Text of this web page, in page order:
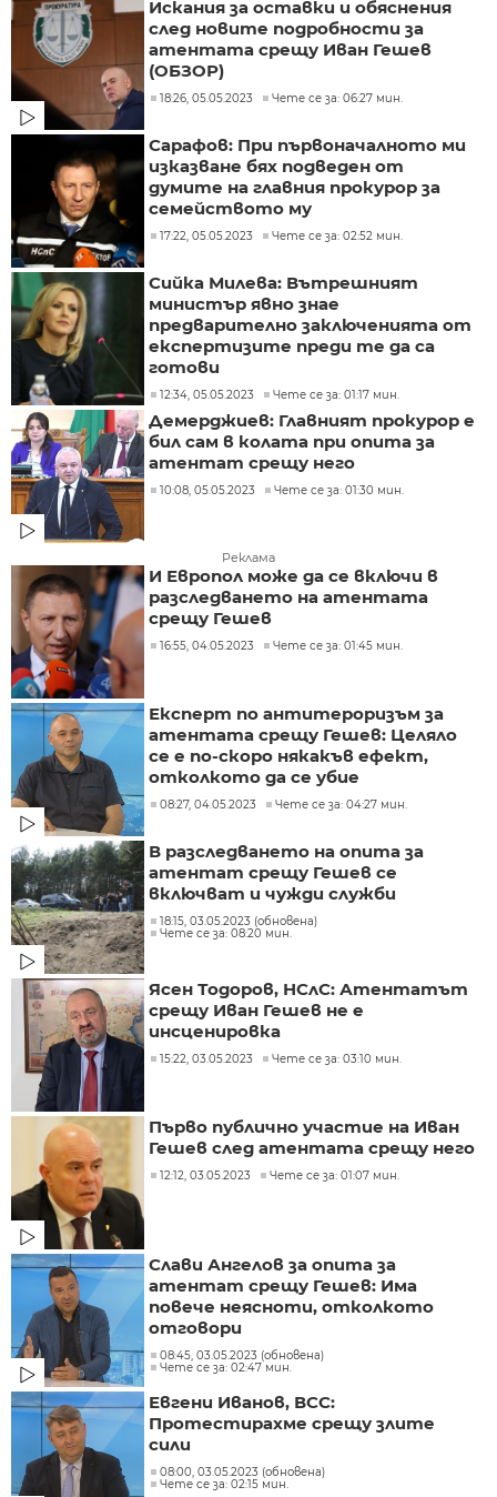
Искания за оставки и обяснения
след новите подробности за
атентата срещу Иван Гешев
(ОБЗОР)
18:26, 05.05.2023 Чете се за: 06:27 мин.
Сарафов: При първоначалното ми
изказване бях подведен от
думите на главния прокурор за
семейството му
17:22, 05.05.2023 Чете се за: 02:52 мин.
Сийка Милева: Вътрешният
министър явно знае
предварително заключенията от
експертизите преди те да са
готови
12:34, 05.05.2023 Чете се за: 01:17 мин.
Демерджиев: Главният прокурор е
бил сам в колата при опита за
атентат срещу него
10:08, 05.05.2023 Чете се за: 01:30 мин.
Реклама
И Европол може да се включи в
разследването на атентата
срещу Гешев
16:55, 04.05.2023 Чете се за: 01:45 мин.
Експерт по антитероризъм за
атентата срещу Гешев: Целяло
се е по-скоро някакъв ефект,
отколкото да се убие
08:27, 04.05.2023 Чете се за: 04:27 мин.
В разследването на опита за
атентат срещу Гешев се
включват и чужди служби
18:15, 03.05.2023 (обновена)
Чете се за: 08:20 мин.
Ясен Тодоров, НСлС: Атентатът
срещу Иван Гешев не е
инсценировка
15:22, 03.05.2023 Чете се за: 03:10 мин.
Първо публично участие на Иван
Гешев след атентата срещу него
12:12, 03.05.2023 Чете се за: 01:07 мин.
Слави Ангелов за опита за
атентат срещу Гешев: Има
повече неясноти, отколкото
отговори
08:45, 03.05.2023 (обновена)
Чете се за: 02:47 мин.
Евгени Иванов, ВСС:
Протестирахме срещу злите
сили
08:00, 03.05.2023 (обновена)
Чете се за: 02:15 мин.